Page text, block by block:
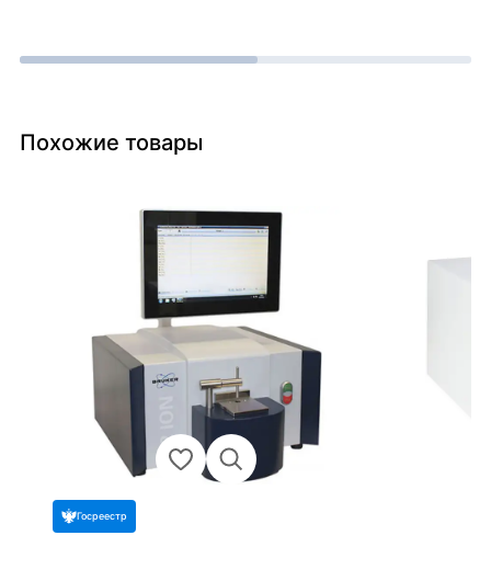
Похожие товары
Госреестр